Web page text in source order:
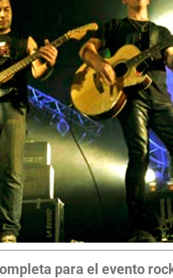
para el evento